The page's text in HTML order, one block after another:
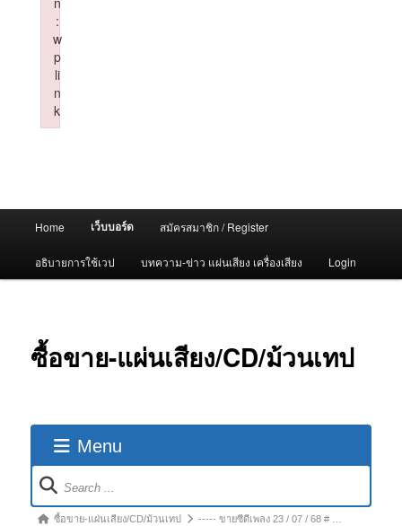
Home เว็บบอร์ด สมัครสมาชิก / Register
อธิบายการใช้เวป บทความ-ข่าว แผ่นเสียง เครื่องเสียง Login
ซื้อขาย-แผ่นเสียง/CD/ม้วนเทป
Menu
Forum
Navigation
Forumซื้อขาย-แผ่นเสียง/CD/ม้วนเทป ----- ขายซีดีเพลง 23 / 07 / 68 # …
:
w
p
li
n
k
Failed to initialize plugin: wplink